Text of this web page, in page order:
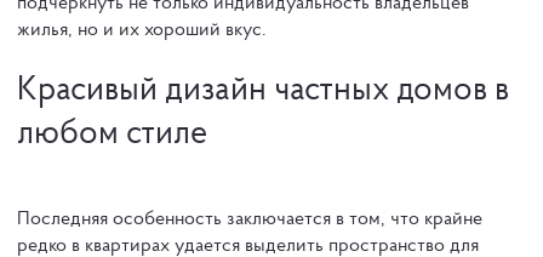
жилья, но и их хороший вкус.
Красивый дизайн частных домов в
любом стиле
Последняя особенность заключается в том, что крайне
редко в квартирах удается выделить пространство для